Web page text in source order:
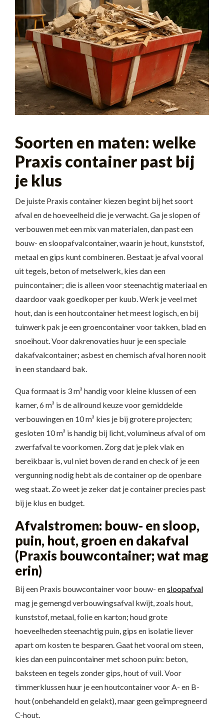
Soorten en maten: welke
Praxis container past bij
je klus
De juiste Praxis container kiezen begint bij het soort
afval en de hoeveelheid die je verwacht. Ga je slopen of
verbouwen met een mix van materialen, dan past een
bouw- en sloopafvalcontainer, waarin je hout, kunststof,
metaal en gips kunt combineren. Bestaat je afval vooral
uit tegels, beton of metselwerk, kies dan een
puincontainer; die is alleen voor steenachtig materiaal en
daardoor vaak goedkoper per kuub. Werk je veel met
hout, dan is een houtcontainer het meest logisch, en bij
tuinwerk pak je een groencontainer voor takken, blad en
snoeihout. Voor dakrenovaties huur je een speciale
dakafvalcontainer; asbest en chemisch afval horen nooit
in een standaard bak.
Qua formaat is 3 m³ handig voor kleine klussen of een
kamer, 6 m³ is de allround keuze voor gemiddelde
verbouwingen en 10 m³ kies je bij grotere projecten;
gesloten 10 m³ is handig bij licht, volumineus afval of om
zwerfafval te voorkomen. Zorg dat je plek vlak en
bereikbaar is, vul niet boven de rand en check of je een
vergunning nodig hebt als de container op de openbare
weg staat. Zo weet je zeker dat je container precies past
bij je klus en budget.
Afvalstromen: bouw- en sloop,
puin, hout, groen en dakafval
(Praxis bouwcontainer; wat mag
erin)
Bij een Praxis bouwcontainer voor bouw- ensloopafval
mag je gemengd verbouwingsafval kwijt, zoals hout,
kunststof, metaal, folie en karton; houd grote
hoeveelheden steenachtig puin, gips en isolatie liever
apart om kosten te besparen. Gaat het vooral om steen,
kies dan een puincontainer met schoon puin: beton,
baksteen en tegels zonder gips, hout of vuil. Voor
timmerklussen huur je een houtcontainer voor A- en B-
hout (onbehandeld en gelakt), maar geen geïmpregneerd
C-hout.